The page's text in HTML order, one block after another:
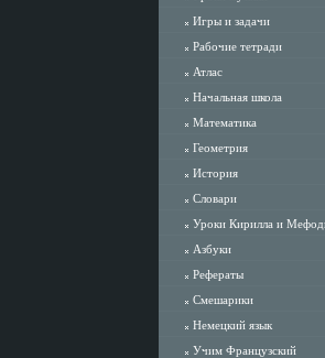
Игры и задачи
Рабочие тетради
Атлас
Начальная школа
Математика
Геометрия
История
Словари
Уроки Кирилла и
Азбуки
Рефераты
Смешарики
Немецкий язык
Учим Французский